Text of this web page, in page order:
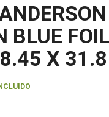
BLUE
X 31.8